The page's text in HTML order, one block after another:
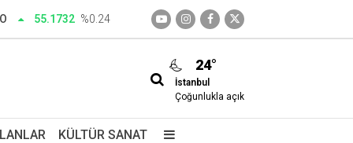
55.1732 %0.24
24°
İstanbul
Çoğunlukla açık
KÜLTÜR SANAT